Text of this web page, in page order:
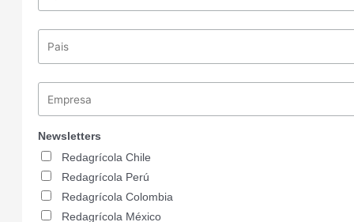
Newsletters
Redagrícola Chile
Redagrícola Perú
Redagrícola Colombia
Redagrícola México